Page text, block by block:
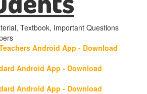
Textbook, Important Questions
Android App - Download
Android App - Download
Android App - Download